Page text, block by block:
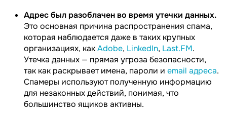
Адрес был разоблачен во время утечки данных.
Это основная причина распространения спама,
которая наблюдается даже в таких крупных
организациях, какAdobe, LinkedIn, Last.FM.
Утечка данных — прямая угроза безопасности,
так как раскрывает имена, пароли и email адреса.
Спамеры используют полученную информацию
для незаконных действий, понимая, что
большинство ящиков активны.